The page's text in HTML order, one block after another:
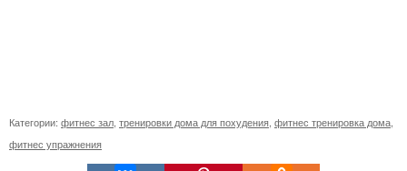
Категории: фитнес зал тренировки дома для похудения фитнес тренировка дома
фитнес упражнения